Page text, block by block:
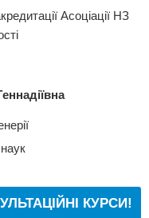
Асоціації НЗ
КУРСИ!